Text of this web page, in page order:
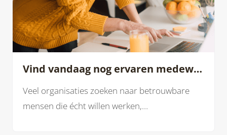
Vind vandaag nog ervaren medewerkers die jouw personeelstekort écht oplossen
Veel organisaties zoeken naar betrouwbare
mensen die écht willen werken,